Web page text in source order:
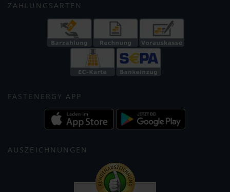
ZAHLUNGSARTEN
FASTENERGY APP
AUSZEICHNUNGEN